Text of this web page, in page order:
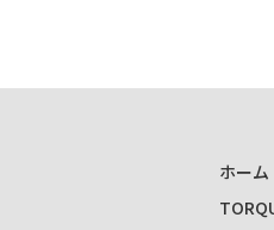
ホーム